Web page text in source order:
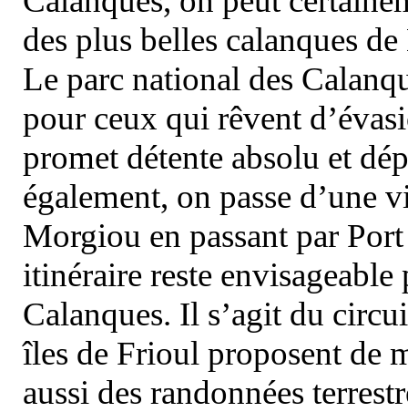
des plus belles calanques
Le parc national des
pour ceux qui rêvent
promet détente absolu et
également, on passe d’une
Morgiou en passant par
itinéraire reste
Calanques. Il s’agit du
îles de Frioul proposent de
aussi des randonnées